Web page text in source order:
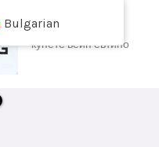
купете вейп евтино
Bulgarian